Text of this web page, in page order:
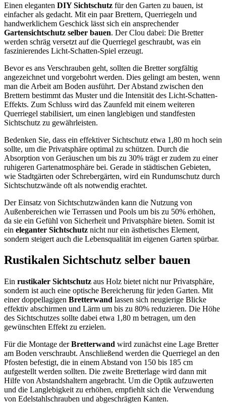
Einen eleganten DIY Sichtschutz für den Garten zu bauen, ist
einfacher als gedacht. Mit ein paar Brettern, Querriegeln und
handwerklichem Geschick lässt sich ein ansprechender
Gartensichtschutz selber bauen. Der Clou dabei: Die Bretter
werden schräg versetzt auf die Querriegel geschraubt, was ein
faszinierendes Licht-Schatten-Spiel erzeugt.
Bevor es ans Verschrauben geht, sollten die Bretter sorgfältig
angezeichnet und vorgebohrt werden. Dies gelingt am besten, wenn
man die Arbeit am Boden ausführt. Der Abstand zwischen den
Brettern bestimmt das Muster und die Intensität des Licht-Schatten-
Effekts. Zum Schluss wird das Zaunfeld mit einem weiteren
Querriegel stabilisiert, um einen langlebigen und standfesten
Sichtschutz zu gewährleisten.
Bedenken Sie, dass ein effektiver Sichtschutz etwa 1,80 m hoch sein
sollte, um die Privatsphäre optimal zu schützen. Durch die
Absorption von Geräuschen um bis zu 30% trägt er zudem zu einer
ruhigeren Gartenatmosphäre bei. Gerade in städtischen Gebieten,
wie Stadtgärten oder Schrebergärten, wird ein Rundumschutz durch
Sichtschutzwände oft als notwendig erachtet.
Der Einsatz von Sichtschutzwänden kann die Nutzung von
Außenbereichen wie Terrassen und Pools um bis zu 50% erhöhen,
da sie ein Gefühl von Sicherheit und Privatsphäre bieten. Somit ist
ein eleganter Sichtschutz nicht nur ein ästhetisches Element,
sondern steigert auch die Lebensqualität im eigenen Garten spürbar.
Rustikalen Sichtschutz selber bauen
Ein rustikaler Sichtschutz aus Holz bietet nicht nur Privatsphäre,
sondern ist auch eine optische Bereicherung für jeden Garten. Mit
einer doppellagigen Bretterwand lassen sich neugierige Blicke
effektiv abschirmen und Lärm um bis zu 80% reduzieren. Die Höhe
des Sichtschutzes sollte dabei etwa 1,80 m betragen, um den
gewünschten Effekt zu erzielen.
Für die Montage derBretterwand wird zunächst eine Lage Bretter
am Boden verschraubt. Anschließend werden die Querriegel an den
Pfosten befestigt, die in einem Abstand von 150 bis 185 cm
aufgestellt werden sollten. Die zweite Bretterlage wird dann mit
Hilfe von Abstandshaltern angebracht. Um die Optik aufzuwerten
und die Langlebigkeit zu erhöhen, empfiehlt sich die Verwendung
von Edelstahlschrauben und abgeschrägten Kanten.